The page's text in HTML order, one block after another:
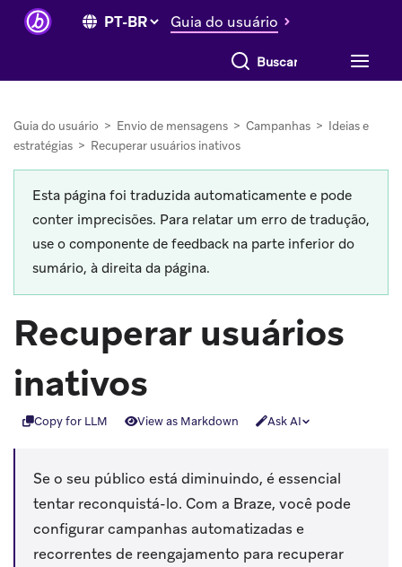
Guia do usuário
Buscar tudo
Guia do usuário > Envio de mensagens > Campanhas > Ideias e
estratégias > Recuperar usuários inativos
Esta página foi traduzida automaticamente e pode
conter imprecisões. Para relatar um erro de tradução,
use o componente de feedback na parte inferior do
sumário, à direita da página.
Recuperar usuários
inativos
Copy for LLM View as Markdown Ask AI
Se o seu público está diminuindo, é essencial
tentar reconquistá-lo. Com a Braze, você pode
configurar campanhas automatizadas e
recorrentes de reengajamento para recuperar